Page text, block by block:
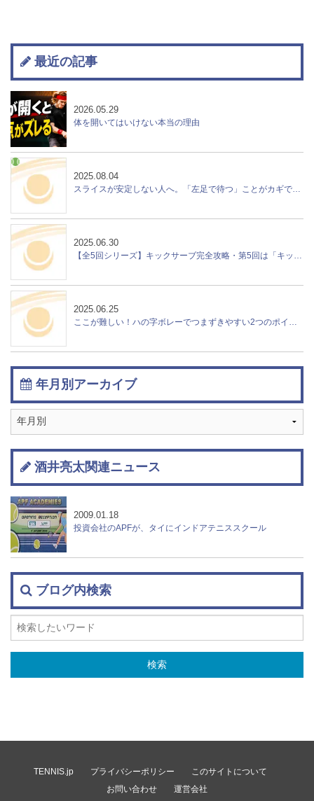
最近の記事
体を開いてはいけない本当の理由
2026.05.29
スライスが安定しない人へ。「左足で待つ」ことがカギでした！
2025.08.04
【全5回シリーズ】キックサーブ完全攻略・第5回は「キックサーブの使い方」特集！
2025.06.30
ここが難しい！ハの字ボレーでつまずきやすい2つのポイント
2025.06.25
年月別アーカイブ
酒井亮太関連ニュース
投資会社のAPFが、タイにインドアテニススクール
2009.01.18
ブログ内検索
TENNIS.jp プライバシーポリシー
このサイトについて
お問い合わせ
運営会社